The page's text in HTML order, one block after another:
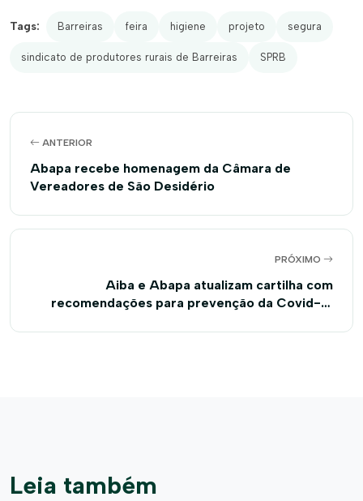
Tags: Barreiras feira higiene projeto segura
sindicato de produtores rurais de Barreiras SPRB
ANTERIOR
Abapa recebe homenagem da Câmara de
Vereadores de São Desidério
PRÓXIMO
Aiba e Abapa atualizam cartilha com
recomendações para prevenção da Covid-19
Leia também